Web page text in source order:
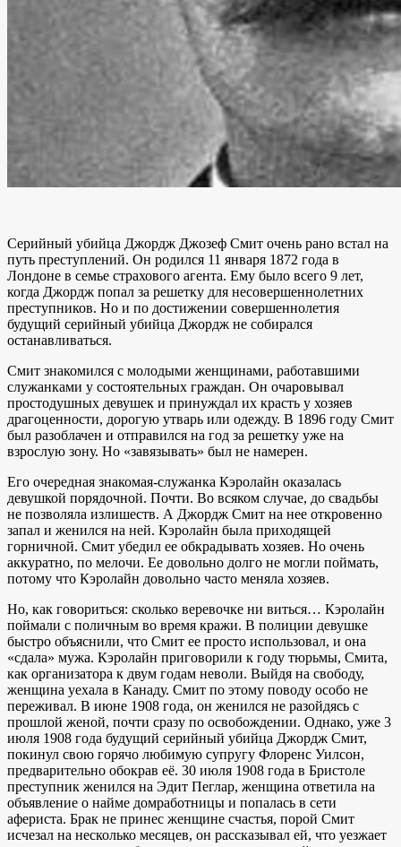
Серийный убийца Джордж Джозеф Смит очень рано встал на
путь преступлений. Он родился 11 января 1872 года в
Лондоне в семье страхового агента. Ему было всего 9 лет,
когда Джордж попал за решетку для несовершеннолетних
преступников. Но и по достижении совершеннолетия
будущий серийный убийца Джордж не собирался
останавливаться.
Смит знакомился с молодыми женщинами, работавшими
служанками у состоятельных граждан. Он очаровывал
простодушных девушек и принуждал их красть у хозяев
драгоценности, дорогую утварь или одежду. В 1896 году Смит
был разоблачен и отправился на год за решетку уже на
взрослую зону. Но «завязывать» был не намерен.
Его очередная знакомая-служанка Кэролайн оказалась
девушкой порядочной. Почти. Во всяком случае, до свадьбы
не позволяла излишеств. А Джордж Смит на нее откровенно
запал и женился на ней. Кэролайн была приходящей
горничной. Смит убедил ее обкрадывать хозяев. Но очень
аккуратно, по мелочи. Ее довольно долго не могли поймать,
потому что Кэролайн довольно часто меняла хозяев.
Но, как говориться: сколько веревочке ни виться… Кэролайн
поймали с поличным во время кражи. В полиции девушке
быстро объяснили, что Смит ее просто использовал, и она
«сдала» мужа. Кэролайн приговорили к году тюрьмы, Смита,
как организатора к двум годам неволи. Выйдя на свободу,
женщина уехала в Канаду. Смит по этому поводу особо не
переживал. В июне 1908 года, он женился не разойдясь с
прошлой женой, почти сразу по освобождении. Однако, уже 3
июля 1908 года будущий серийный убийца Джордж Смит,
покинул свою горячо любимую супругу Флоренс Уилсон,
предварительно обокрав её. 30 июля 1908 года в Бристоле
преступник женился на Эдит Пеглар, женщина ответила на
объявление о найме домработницы и попалась в сети
афериста. Брак не принес женщине счастья, порой Смит
исчезал на несколько месяцев, он рассказывал ей, что уезжает